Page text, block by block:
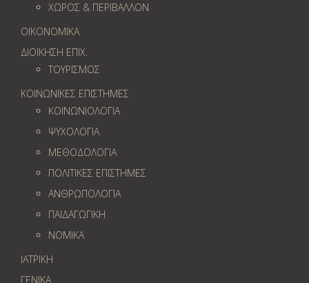
ΧΩΡΟΣ & ΠΕΡΙΒΑΛΛΟΝ
ΟΙΚΟΝΟΜΙΚΑ
ΔΙΟΙΚΗΣΗ ΕΠΙΧ.
ΤΟΥΡΙΣΜΟΣ
ΚΟΙΝΩΝΙΚΕΣ ΕΠΙΣΤΗΜΕΣ
ΚΟΙΝΩΝΙΟΛΟΓΙΑ
ΨΥΧΟΛΟΓΙΑ
ΜΕΘΟΔΟΛΟΓΙΑ
ΠΟΛΙΤΙΚΕΣ ΕΠΙΣΤΗΜΕΣ
ΑΝΘΡΩΠΟΛΟΓΙΑ
ΠΑΙΔΑΓΩΓΙΚΗ
ΝΟΜΙΚΑ
ΙΑΤΡΙΚΗ
ΓΕΝΙΚΑ